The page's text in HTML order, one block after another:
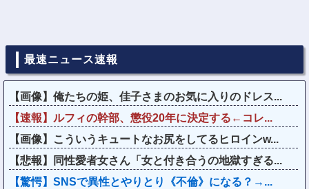
最速ニュース速報
【画像】俺たちの姫、佳子さまのお気に入りのドレス...
【速報】ルフィの幹部、懲役20年に決定する←コレ...
【画像】こういうキュートなお尻をしてるヒロインw...
【悲報】同性愛者女さん「女と付き合うの地獄すぎる...
【驚愕】SNSで異性とやりとり《不倫》になる？→...